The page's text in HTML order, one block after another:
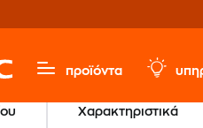
προϊόντα
Χαρακτηριστικά